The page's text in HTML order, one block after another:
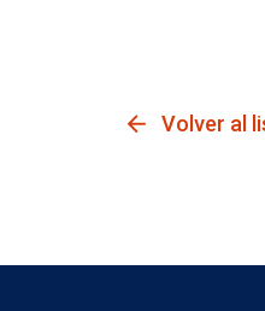
arrow_back Volver al